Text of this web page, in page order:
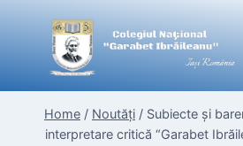
content
Home / Noutăți / Subiecte și
interpretare critică “Garabet